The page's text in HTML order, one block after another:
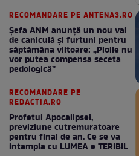
RECOMANDARE PE ANTENA3.RO
Șefa ANM anunță un nou val
de caniculă și furtuni pentru
săptămâna viitoare: „Ploile nu
vor putea compensa seceta
pedologică”
RECOMANDARE PE
REDACTIA.RO
Profetul Apocalipsei,
previziune cutremuratoare
pentru final de an. Ce se va
intampla cu LUMEA e TERIBIL